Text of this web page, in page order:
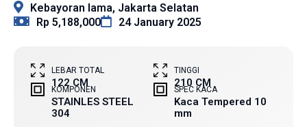
Kebayoran lama, Jakarta Selatan
Rp 5,188,000
24 January 2025
LEBAR TOTAL
122 CM
TINGGI
210 CM
KOMPONEN
STAINLES STEEL
304
SPEC KACA
Kaca Tempered 10
mm